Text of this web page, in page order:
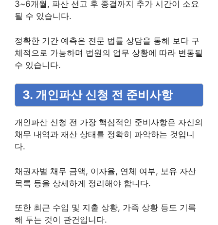
3~6개월, 파산 선고 후 종결까지 추가 시간이 소요
될 수 있습니다.
정확한 기간 예측은 전문 법률 상담을 통해 보다 구
체적으로 가능하며 법원의 업무 상황에 따라 변동될
수 있습니다.
3. 개인파산 신청 전 준비사항
개인파산 신청 전 가장 핵심적인 준비사항은 자신의
채무 내역과 재산 상태를 정확히 파악하는 것입니
다.
채권자별 채무 금액, 이자율, 연체 여부, 보유 자산
목록 등을 상세하게 정리해야 합니다.
또한 최근 수입 및 지출 상황, 가족 상황 등도 기록
해 두는 것이 관건입니다.